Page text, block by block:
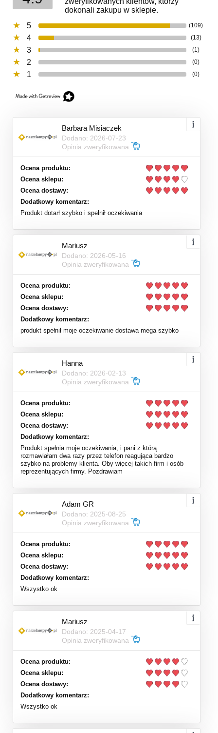
dokonali zakupu w sklepie.
5
(109)
4 (13)
3 (1)
2 (0)
1 (0)
Barbara Misiaczek
Dodano: 2026-07-23
Opinia zweryfikowana
Ocena produktu:
Ocena sklepu:
Ocena dostawy:
Dodatkowy komentarz:
Produkt dotarł szybko i spełnił oczekiwania
Mariusz
Dodano: 2026-05-16
Opinia zweryfikowana
Ocena produktu:
Ocena sklepu:
Ocena dostawy:
Dodatkowy komentarz:
produkt spełnił moje oczekiwanie dostawa mega szybko
Hanna
Dodano: 2026-02-13
Opinia zweryfikowana
Ocena produktu:
Ocena sklepu:
Ocena dostawy:
Dodatkowy komentarz:
Produkt spełnia moje oczekiwania, i pani z którą
rozmawiałam dwa razy przez telefon reagująca bardzo
szybko na problemy klienta. Oby więcej takich firm i osób
reprezentujących firmy. Pozdrawiam
Adam GR
Dodano: 2025-08-25
Opinia zweryfikowana
Ocena produktu:
Ocena sklepu:
Ocena dostawy:
Dodatkowy komentarz:
Wszystko ok
Mariusz
Dodano: 2025-04-17
Opinia zweryfikowana
Ocena produktu:
Ocena sklepu:
Ocena dostawy:
Dodatkowy komentarz:
Wszystko ok